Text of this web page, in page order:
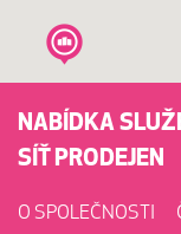
NABÍDKA
SÍŤ PRODEJEN
O SPOLEČNOSTI